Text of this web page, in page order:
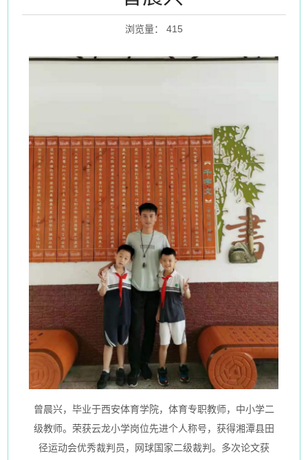
浏览量： 415
曾晨兴，毕业于西安体育学院，体育专职教师，中小学二
级教师。荣获云龙小学岗位先进个人称号，获得湘潭县田
径运动会优秀裁判员，网球国家二级裁判。多次论文获